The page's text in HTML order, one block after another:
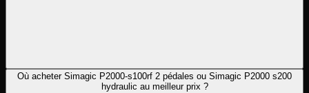
Où acheter Simagic P2000-s100rf 2 pédales ou Simagic P2000 s200
hydraulic au meilleur prix ?